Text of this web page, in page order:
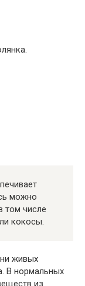
можно
том числе
кокосы.
живых
В нормальных
из